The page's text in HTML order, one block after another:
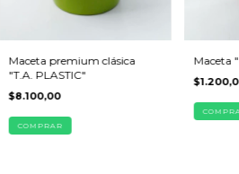
Maceta premium clásica
"T.A. PLASTIC"
$8.100,00
COMPRAR
Maceta